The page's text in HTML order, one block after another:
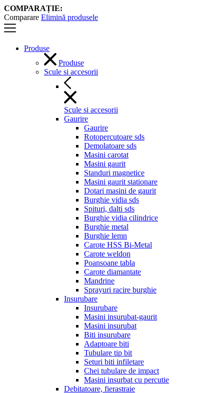
COMPARAȚIE:
Comparare Elimină produsele
Produse
Produse
Scule si accesorii
Scule si accesorii
Gaurire
Gaurire
Rotopercutoare sds
Demolatoare sds
Masini carotat
Masini gaurit
Standuri magnetice
Masini gaurit stationare
Dotari masini de gaurit
Burghie vidia sds
Spituri, dalti sds
Burghie vidia cilindrice
Burghie metal
Burghie lemn
Carote HSS Bi-Metal
Carote weldon
Poansoane tabla
Carote diamantate
Mandrine
Sprayuri racire burghie
Insurubare
Insurubare
Masini insurubat-gaurit
Masini insurubat
Biti insurubare
Adaptoare biti
Tubulare tip bit
Seturi biti infiletare
Chei tubulare de impact
Masini insurbat cu percutie
Debitatoare, fierastraie